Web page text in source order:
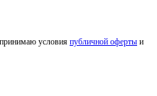
условия публичной оферты и